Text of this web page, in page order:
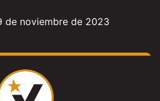
de noviembre de 2023